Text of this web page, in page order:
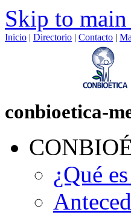
Skip to main
Inicio | Directorio | Contacto |
conbioetica-
¿Qué